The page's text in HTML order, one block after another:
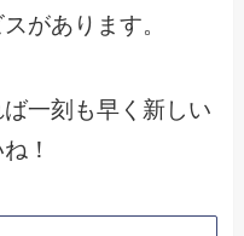
があります。
一刻も早く新しい
！